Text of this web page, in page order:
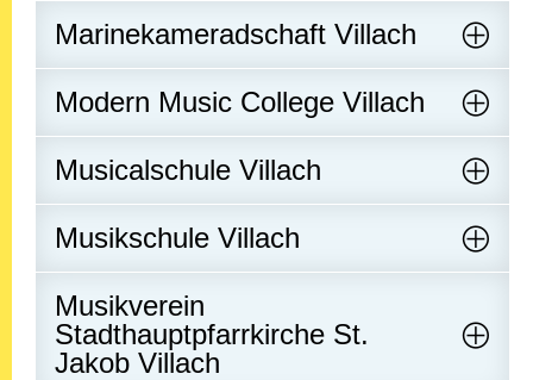
Marinekameradschaft Villach
Modern Music College Villach
Musicalschule Villach
Musikschule Villach
Musikverein
Stadthauptpfarrkirche St.
Jakob Villach